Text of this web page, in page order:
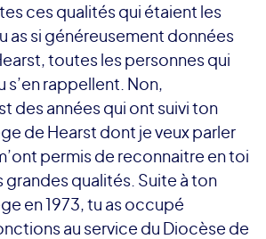
ces qualités qui étaient les
as si généreusement données
toutes les personnes qui
s’en rappellent. Non,
des années qui ont suivi ton
de Hearst dont je veux parler
permis de reconnaitre en toi
grandes qualités. Suite à ton
en 1973, tu as occupé
au service du Diocèse de